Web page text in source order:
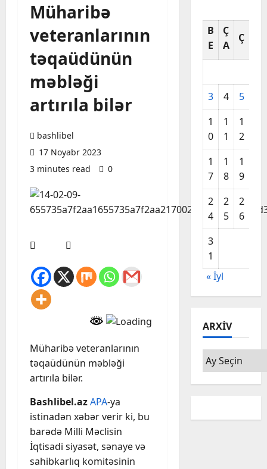
Müharibə
veteranlarının
təqaüdünün
məbləği
artırıla bilər
bashlibel
17 Noyabr 2023
3 minutes read
0
Müharibə veteranlarının
təqaüdünün məbləği
artırıla bilər.
Bashlibel.azAPA-ya
istinadən xəbər verir ki, bu
barədə Milli Məclisin
İqtisadi siyasət, sənaye və
sahibkarlıq komitəsinin
B
E
Ç
A
Ç
3 4 5
1
0
1
1
1
2
1
7
1
8
1
9
2
4
2
5
2
6
3
1
« İyl
ARXIV
Arxiv